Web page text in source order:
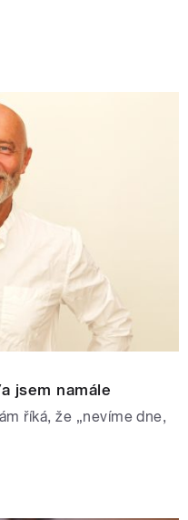
jsem namále
říká, že „nevíme dne,